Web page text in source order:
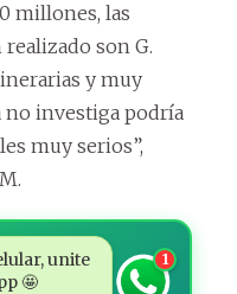
millones, las
son G.
y muy
no investiga podría
muy serios”,
unite
🤩
1